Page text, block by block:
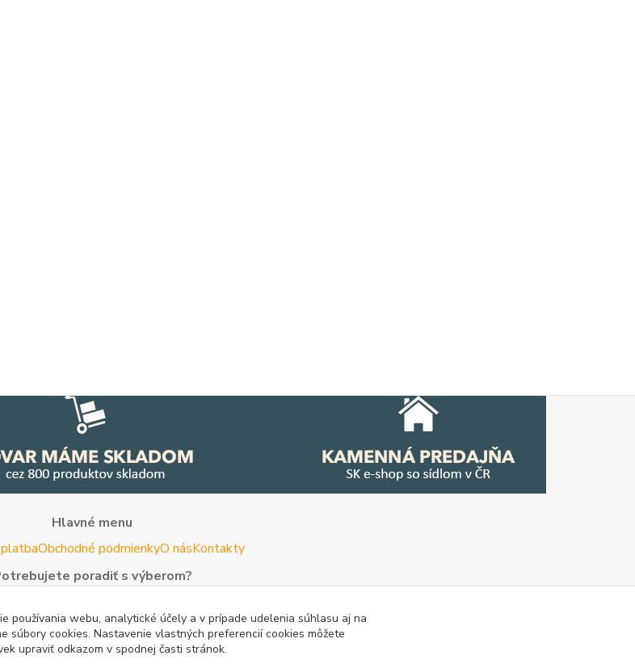
Hlavné menu
Obchodné podmienkyO násKontakty
poradiť s výberom?
722 744 267- Po - Pia (8 - 16 hod)
info@woodman.sk- kedykoľvek
používania webu, analytické účely a v prípade udelenia súhlasu aj na
súbory cookies. Nastavenie vlastných preferencií cookies môžete
upraviť odkazom v spodnej časti stránok.